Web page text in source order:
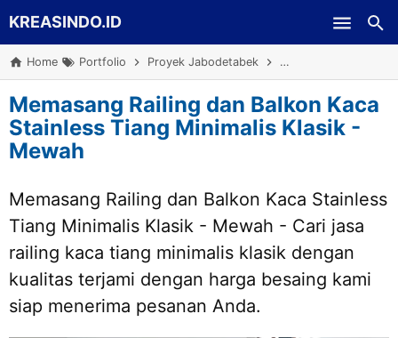
KREASINDO.ID
Home Portfolio Proyek Jabodetabek Railing Stainless Kaca
Memasang Railing dan Balkon Kaca
Stainless Tiang Minimalis Klasik -
Mewah
Memasang Railing dan Balkon Kaca Stainless
Tiang Minimalis Klasik - Mewah - Cari jasa
railing kaca tiang minimalis klasik dengan
kualitas terjami dengan harga besaing kami
siap menerima pesanan Anda.